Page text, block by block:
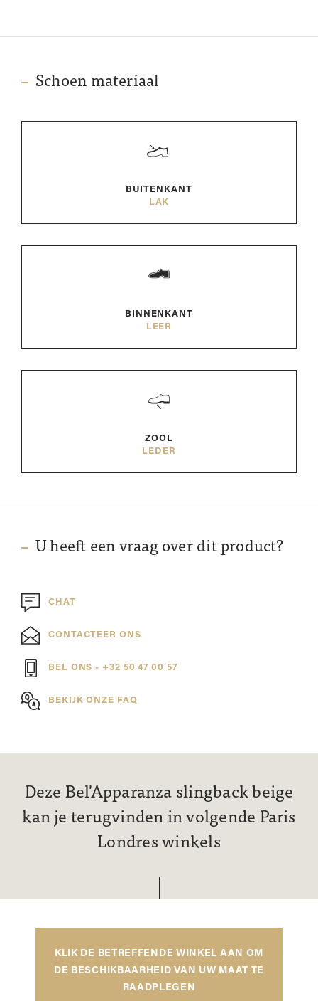
Schoen materiaal
BUITENKANT
LAK
BINNENKANT
LEER
ZOOL
LEDER
U heeft een vraag over dit product?
CHAT
CONTACTEER ONS
BEL ONS - +32 50 47 00 57
BEKIJK ONZE FAQ
Deze Bel'Apparanza slingback beige
kan je terugvinden in volgende Paris
Londres winkels
KLIK DE BETREFFENDE WINKEL AAN OM
DE BESCHIKBAARHEID VAN UW MAAT TE
RAADPLEGEN